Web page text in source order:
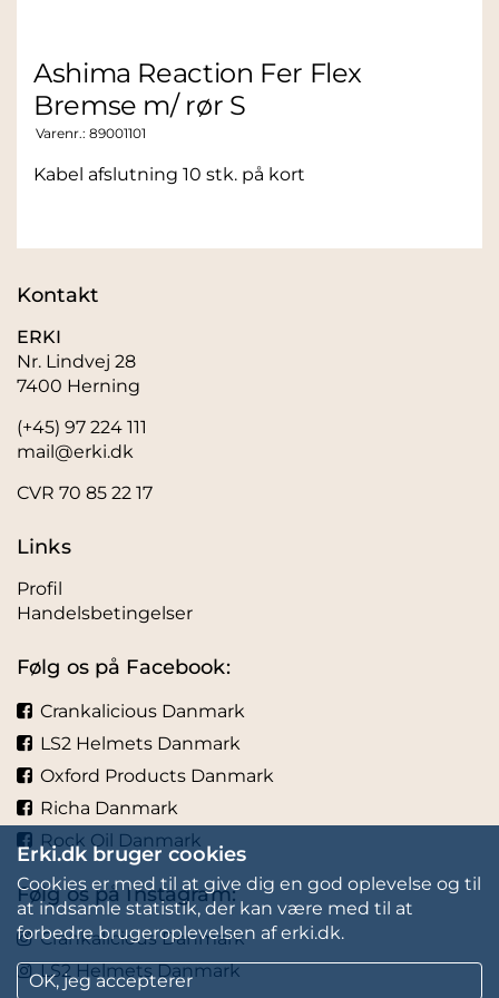
Ashima Reaction Fer Flex
Bremse m/ rør S
Varenr.: 89001101
Kabel afslutning 10 stk. på kort
Kontakt
ERKI
Nr. Lindvej 28
7400 Herning
(+45) 97 224 111
mail@erki.dk
CVR 70 85 22 17
Links
Profil
Handelsbetingelser
Følg os på Facebook:
Crankalicious Danmark
LS2 Helmets Danmark
Oxford Products Danmark
Richa Danmark
Rock Oil Danmark
Følg os på Instagram:
Crankalicious Danmark
LS2 Helmets Danmark
Erki.dk bruger cookies
Cookies er med til at give dig en god oplevelse og til
at indsamle statistik, der kan være med til at
forbedre brugeroplevelsen af erki.dk.
OK, jeg accepterer